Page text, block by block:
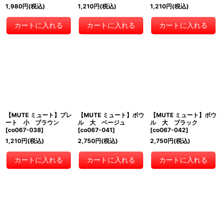
1,980円(税込)
カートに入れる
1,210円(税込)
カートに入れる
1,210円(税込)
カートに入れる
【MUTE ミュート】プレ
ート 小 ブラウン
[co067-038]
1,210円(税込)
カートに入れる
【MUTE ミュート】ボウ
ル 大 ベージュ
[co067-041]
2,750円(税込)
カートに入れる
【MUTE ミュート】ボウ
ル 大 ブラック
[co067-042]
2,750円(税込)
カートに入れる